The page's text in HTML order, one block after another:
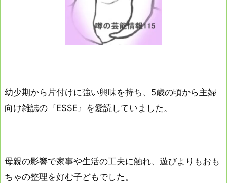
幼少期から片付けに強い興味を持ち、5歳の頃から主婦
向け雑誌の『ESSE』を愛読していました。
母親の影響で家事や生活の工夫に触れ、遊びよりもおも
ちゃの整理を好む子どもでした。